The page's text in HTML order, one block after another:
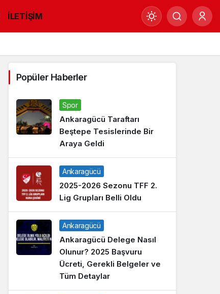
İLETİŞİM
Mod
değiştir
Gündüz modunu seçin.
Gece Modu
Gece modunu seçin.
Sistem Modu
Sistem modunu seçin.
Popüler Haberler
Spor
Ankaragücü Taraftarı
Beştepe Tesislerinde Bir
Araya Geldi
Ankaragücü
2025-2026 Sezonu TFF 2.
Lig Grupları Belli Oldu
Ankaragücü
Ankaragücü Delege Nasıl
Olunur? 2025 Başvuru
Ücreti, Gerekli Belgeler ve
Tüm Detaylar